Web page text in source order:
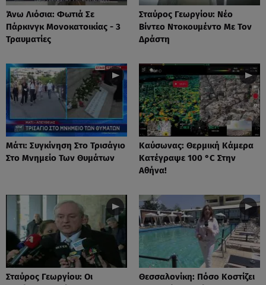
Άνω Λιόσια: Φωτιά Σε
Πάρκινγκ Μονοκατοικίας - 3
Τραυματίες
Σταύρος Γεωργίου: Νέο
Βίντεο Ντοκουμέντο Με Τον
Δράστη
Μάτι: Συγκίνηση Στο Τρισάγιο
Στο Μνημείο Των Θυμάτων
Καύσωνας: Θερμική Κάμερα
Κατέγραψε 100 °C Στην
Αθήνα!
Σταύρος Γεωργίου: Οι
Θεσσαλονίκη: Πόσο Κοστίζει